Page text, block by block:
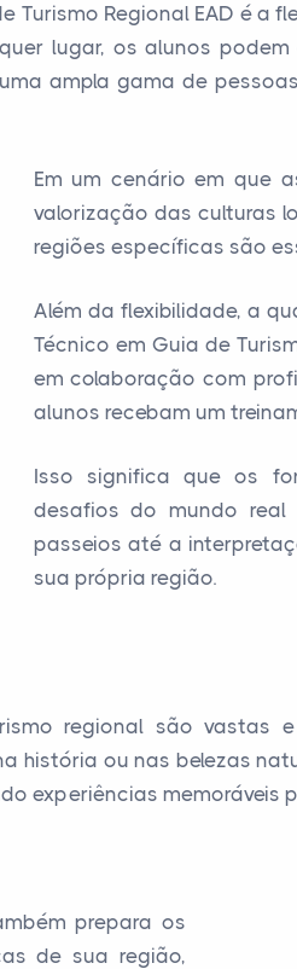
Regional EAD é a
lugar, os alunos
ampla gama de
Em um cenário em que
valorização das culturas
regiões específicas são
Além da flexibilidade, a
Técnico em Guia de
em colaboração com
alunos recebam um
Isso significa que os
desafios do mundo
passeios até a
sua própria região.
regional são vastas
história ou nas belezas
experiências
prepara os
de sua região,